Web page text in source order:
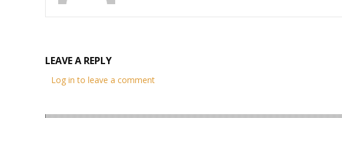
LEAVE A REPLY
Log in to leave a comment